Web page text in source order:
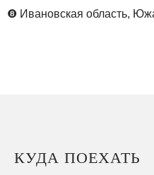
❽ Ивановская область,
КУДА ПОЕХАТЬ